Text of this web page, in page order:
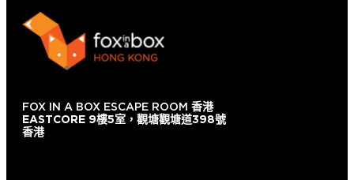
FOX IN A BOX ESCAPE ROOM 香港
EASTCORE 9樓5室，觀塘觀塘道398號
香港